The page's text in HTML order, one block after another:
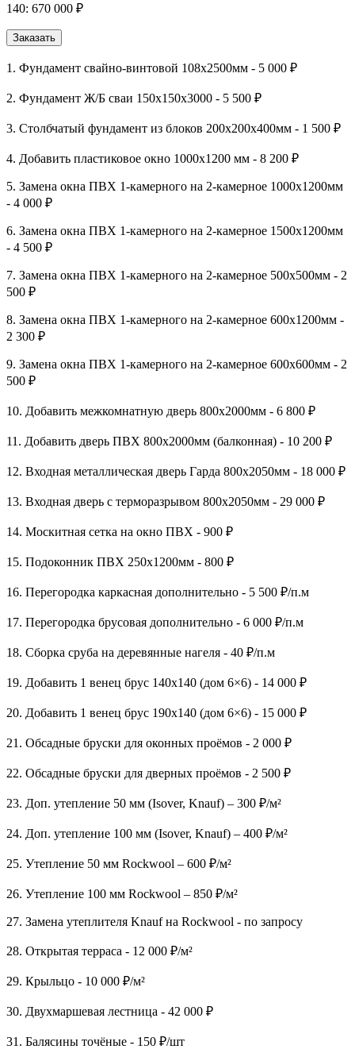
140: 670 000 ₽
Заказать
1. Фундамент свайно-винтовой 108х2500мм - 5 000 ₽
2. Фундамент Ж/Б сваи 150х150х3000 - 5 500 ₽
3. Столбчатый фундамент из блоков 200х200х400мм - 1 500 ₽
4. Добавить пластиковое окно 1000х1200 мм - 8 200 ₽
5. Замена окна ПВХ 1-камерного на 2-камерное 1000х1200мм
- 4 000 ₽
6. Замена окна ПВХ 1-камерного на 2-камерное 1500х1200мм
- 4 500 ₽
7. Замена окна ПВХ 1-камерного на 2-камерное 500х500мм - 2
500 ₽
8. Замена окна ПВХ 1-камерного на 2-камерное 600х1200мм -
2 300 ₽
9. Замена окна ПВХ 1-камерного на 2-камерное 600х600мм - 2
500 ₽
10. Добавить межкомнатную дверь 800х2000мм - 6 800 ₽
11. Добавить дверь ПВХ 800х2000мм (балконная) - 10 200 ₽
12. Входная металлическая дверь Гарда 800х2050мм - 18 000 ₽
13. Входная дверь с терморазрывом 800х2050мм - 29 000 ₽
14. Москитная сетка на окно ПВХ - 900 ₽
15. Подоконник ПВХ 250х1200мм - 800 ₽
16. Перегородка каркасная дополнительно - 5 500 ₽/п.м
17. Перегородка брусовая дополнительно - 6 000 ₽/п.м
18. Сборка сруба на деревянные нагеля - 40 ₽/п.м
19. Добавить 1 венец брус 140х140 (дом 6×6) - 14 000 ₽
20. Добавить 1 венец брус 190х140 (дом 6×6) - 15 000 ₽
21. Обсадные бруски для оконных проёмов - 2 000 ₽
22. Обсадные бруски для дверных проёмов - 2 500 ₽
23. Доп. утепление 50 мм (Isover, Knauf) – 300 ₽/м²
24. Доп. утепление 100 мм (Isover, Knauf) – 400 ₽/м²
25. Утепление 50 мм Rockwool – 600 ₽/м²
26. Утепление 100 мм Rockwool – 850 ₽/м²
27. Замена утеплителя Knauf на Rockwool - по запросу
28. Открытая терраса - 12 000 ₽/м²
29. Крыльцо - 10 000 ₽/м²
30. Двухмаршевая лестница - 42 000 ₽
31. Балясины точёные - 150 ₽/шт